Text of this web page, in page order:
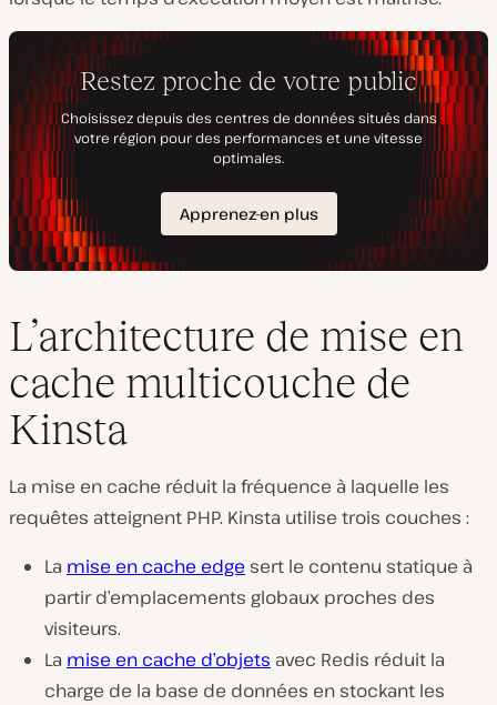
L’architecture de mise en
cache multicouche de
Kinsta
La mise en cache réduit la fréquence à laquelle les
requêtes atteignent PHP. Kinsta utilise trois couches :
La mise en cache edge sert le contenu statique à
partir d’emplacements globaux proches des
visiteurs.
La mise en cache d’objets avec Redis réduit la
charge de la base de données en stockant les